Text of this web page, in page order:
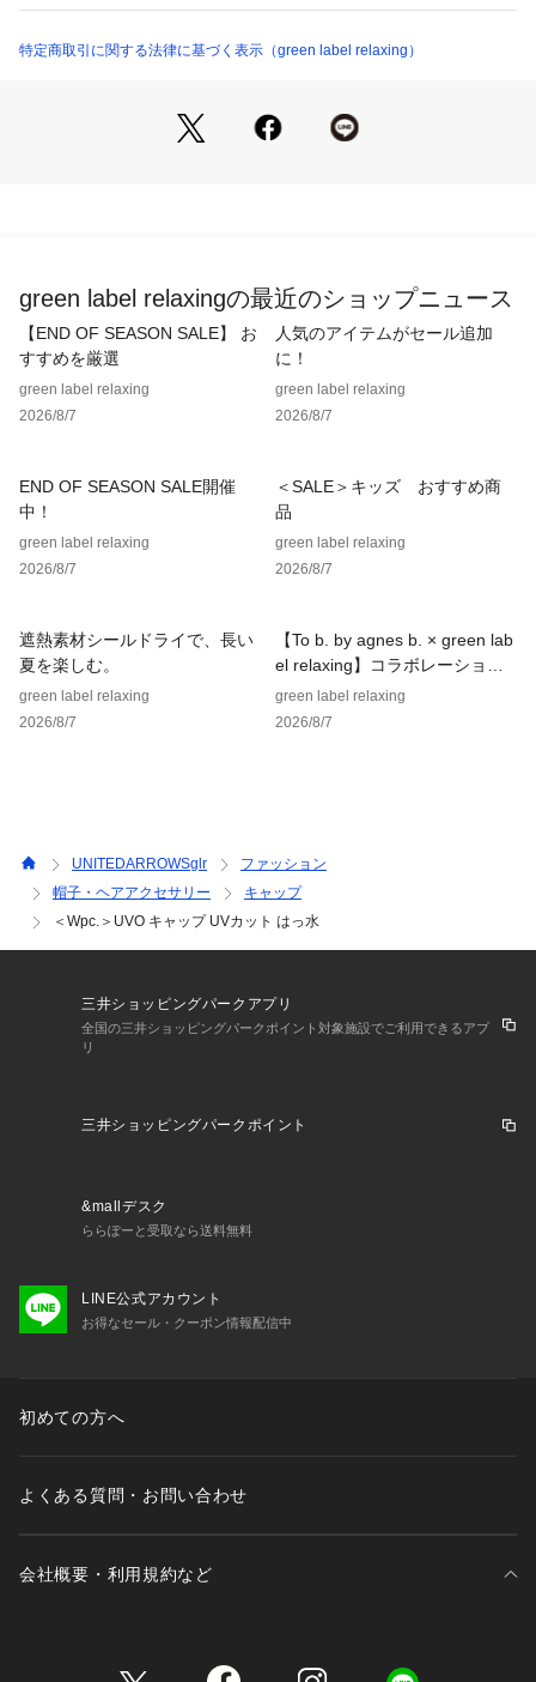
■素材
メッシュ部分：ポリエステル 100%
ケア方法：洗濯機洗い可
============================
＜Wpc.(ダブリュ ピー シー)＞
「新たな可能性を生み出す」をスローガンに2004年に誕生し
様々な世代とジャンルにミックスできるレインアイテムを提案
します。
#日よけ、#キャップ、#レジャー、#日焼け対策、#デイリー、
#VERY、#カジュアル
【注意事項】
※画像の商品はサンプルです。
※商品に「取り扱い上の注意書き」、「洗濯表示」がございま
※商品の色味の目安は、商品単体の画像をご参照ください。
店舗へお問い合わせの際は、全国のgreen label relaxing各店
舗まで下記の品名/品番をお申し付けください。
品名：CFC UVO/CAP 品番：36385000003
36385000003 （ショップ）
特定商取引に関する法律に基づく表示（green label relaxing）
green label relaxingの最近のショップニュース
【END OF SEASON SALE】 お
すすめを厳選
green label relaxing
2026/8/7
人気のアイテムがセール追加
に！
green label relaxing
2026/8/7
END OF SEASON SALE開催
中！
green label relaxing
2026/8/7
＜SALE＞キッズ おすすめ商
品
green label relaxing
2026/8/7
遮熱素材シールドライで、長い
夏を楽しむ。
green label relaxing
2026/8/7
【To b. by agnes b. × green lab
el relaxing】コラボレーション
アイテム
green label relaxing
2026/8/7
UNITEDARROWSglr
ファッション
帽子・ヘアアクセサリー
キャップ
＜Wpc.＞UVO キャップ UVカット はっ水
三井ショッピングパークアプリ
全国の三井ショッピングパークポイント対象施設でご利用できるアプ
リ
三井ショッピングパークポイント
&mallデスク
ららぽーと受取なら送料無料
LINE公式アカウント
お得なセール・クーポン情報配信中
初めての方へ
よくある質問・お問い合わせ
会社概要・利用規約など